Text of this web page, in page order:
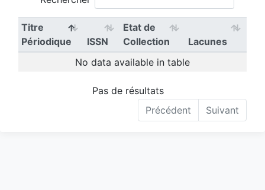
Titre
Périodique
ISSN
Etat de
Collection
Lacunes
No data available in table
Pas de résultats
Précédent
Suivant